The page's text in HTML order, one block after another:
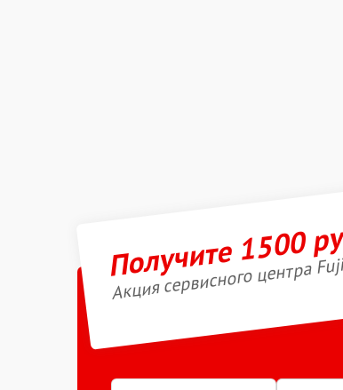
Получите 1500
Акция сервисного центра